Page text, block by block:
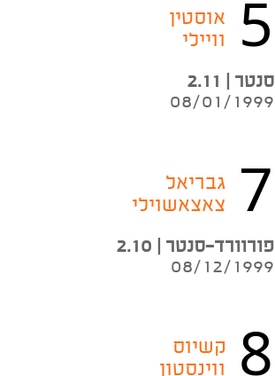
5
אוסטין
וויילי
סנטר | 2.11
08/01/1999
7
גבריאל
צאצאשוילי
פורוורד-סנטר | 2.10
08/12/1999
8
קשיוס
ווינסטון